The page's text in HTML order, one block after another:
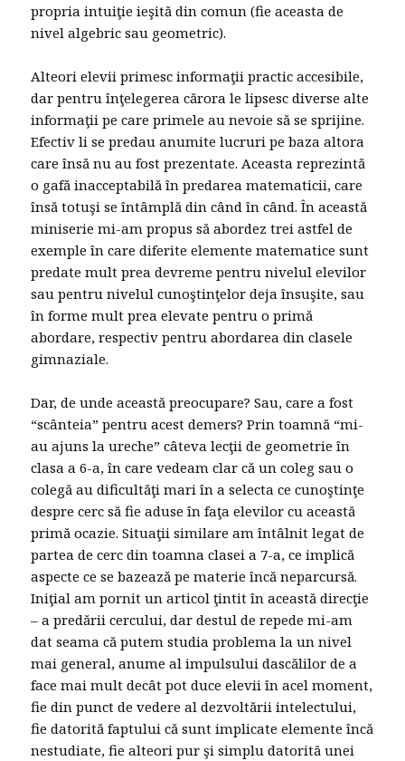
propria intuiţie ieşită din comun (fie aceasta de
nivel algebric sau geometric).
Alteori elevii primesc informaţii practic accesibile,
dar pentru înţelegerea cărora le lipsesc diverse alte
informaţii pe care primele au nevoie să se sprijine.
Efectiv li se predau anumite lucruri pe baza altora
care însă nu au fost prezentate. Aceasta reprezintă
o gafă inacceptabilă în predarea matematicii, care
însă totuşi se întâmplă din când în când. În această
miniserie mi-am propus să abordez trei astfel de
exemple în care diferite elemente matematice sunt
predate mult prea devreme pentru nivelul elevilor
sau pentru nivelul cunoştinţelor deja însuşite, sau
în forme mult prea elevate pentru o primă
abordare, respectiv pentru abordarea din clasele
gimnaziale.
Dar, de unde această preocupare? Sau, care a fost
“scânteia” pentru acest demers? Prin toamnă “mi-
au ajuns la ureche” câteva lecţii de geometrie în
clasa a 6-a, în care vedeam clar că un coleg sau o
colegă au dificultăţi mari în a selecta ce cunoştinţe
despre cerc să fie aduse în faţa elevilor cu această
primă ocazie. Situaţii similare am întâlnit legat de
partea de cerc din toamna clasei a 7-a, ce implică
aspecte ce se bazează pe materie încă neparcursă.
Iniţial am pornit un articol ţintit în această direcţie
– a predării cercului, dar destul de repede mi-am
dat seama că putem studia problema la un nivel
mai general, anume al impulsului dascălilor de a
face mai mult decât pot duce elevii în acel moment,
fie din punct de vedere al dezvoltării intelectului,
fie datorită faptului că sunt implicate elemente încă
nestudiate, fie alteori pur şi simplu datorită unei